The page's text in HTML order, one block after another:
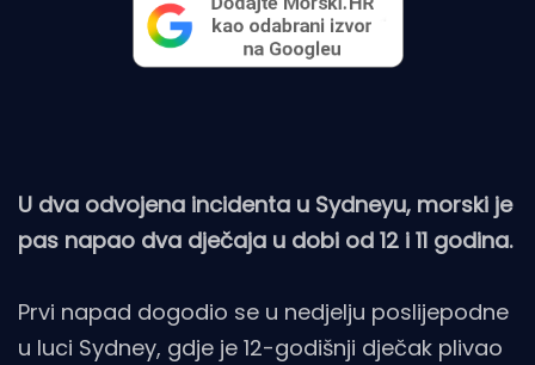
U dva odvojena incidenta u Sydneyu, morski je
pas napao dva dječaja u dobi od 12 i 11 godina.
Prvi napad dogodio se u nedjelju poslijepodne
u luci Sydney, gdje je 12-godišnji dječak plivao